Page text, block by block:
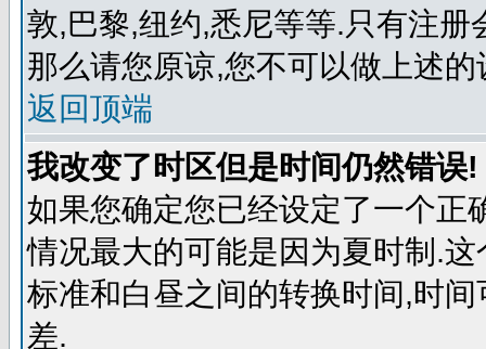
敦,巴黎,纽约,悉尼等等.只有注
那么请您原谅,您不可以做上述的
返回顶端
我改变了时区但是时间仍然错误!
如果您确定您已经设定了一个正
情况最大的可能是因为夏时制.
标准和白昼之间的转换时间,时
差.